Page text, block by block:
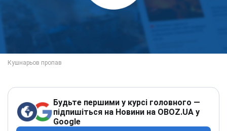
Будьте першими у курсі головного —
підпишіться на Новини на OBOZ.UA у
Google